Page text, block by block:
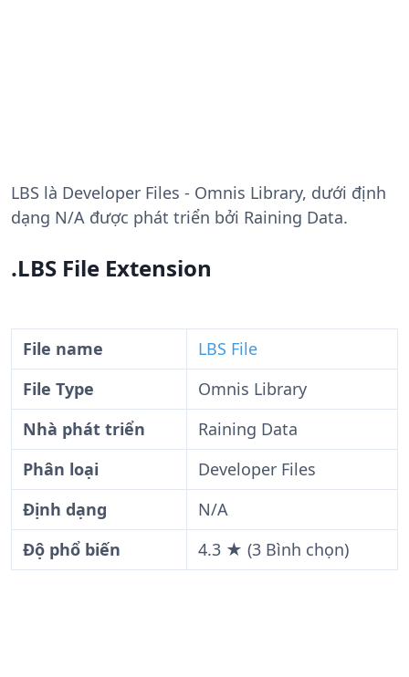
LBS là Developer Files - Omnis Library, dưới định
dạng N/A được phát triển bởi Raining Data.
.LBS File Extension
File name
LBS File
File Type
Omnis Library
Nhà phát triển
Raining Data
Phân loại
Developer Files
Định dạng
N/A
Độ phổ biến
4.3 ★ (3 Bình chọn)